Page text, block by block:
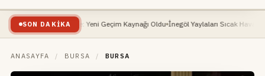
SON DAKIKA
Yükselişte: Yeni Geçim Kaynağı Oldu İnegöl Yaylaları Sıcak Havalarda Doğa
ANASAYFA / BURSA / BURSA